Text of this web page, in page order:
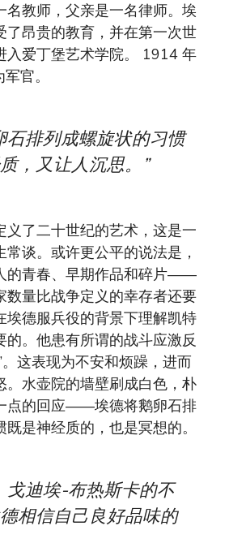
名教师，父亲是一名律师。埃
了昂贵的教育，并在第一次世
入爱丁堡艺术学院。 1914 年
官。
石排列成螺旋状的习惯
，又让人沉思。”
义了二十世纪的艺术，这是一
谈。或许更公平的说法是，
的青春、早期作品和碎片——
数量比战争定义的幸存者还要
埃德服兵役的背景下理解凯特
的。他患有所谓的战斗应激反
。这表现为不安和烦躁，进而
。水壶院的墙壁刷成白色，朴
点的回应——埃德将鹅卵石排
是神经质的，也是冥想的。
戈迪埃-布热斯卡的不
相信自己良好品味的